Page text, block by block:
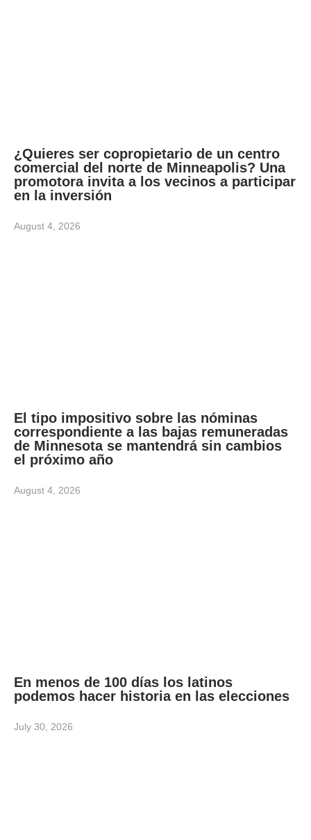
¿Quieres ser copropietario de un centro
comercial del norte de Minneapolis? Una
promotora invita a los vecinos a participar
en la inversión
August 4, 2026
El tipo impositivo sobre las nóminas
correspondiente a las bajas remuneradas
de Minnesota se mantendrá sin cambios
el próximo año
August 4, 2026
En menos de 100 días los latinos
podemos hacer historia en las elecciones
July 30, 2026